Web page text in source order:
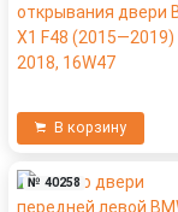
В корзину
№ 40258